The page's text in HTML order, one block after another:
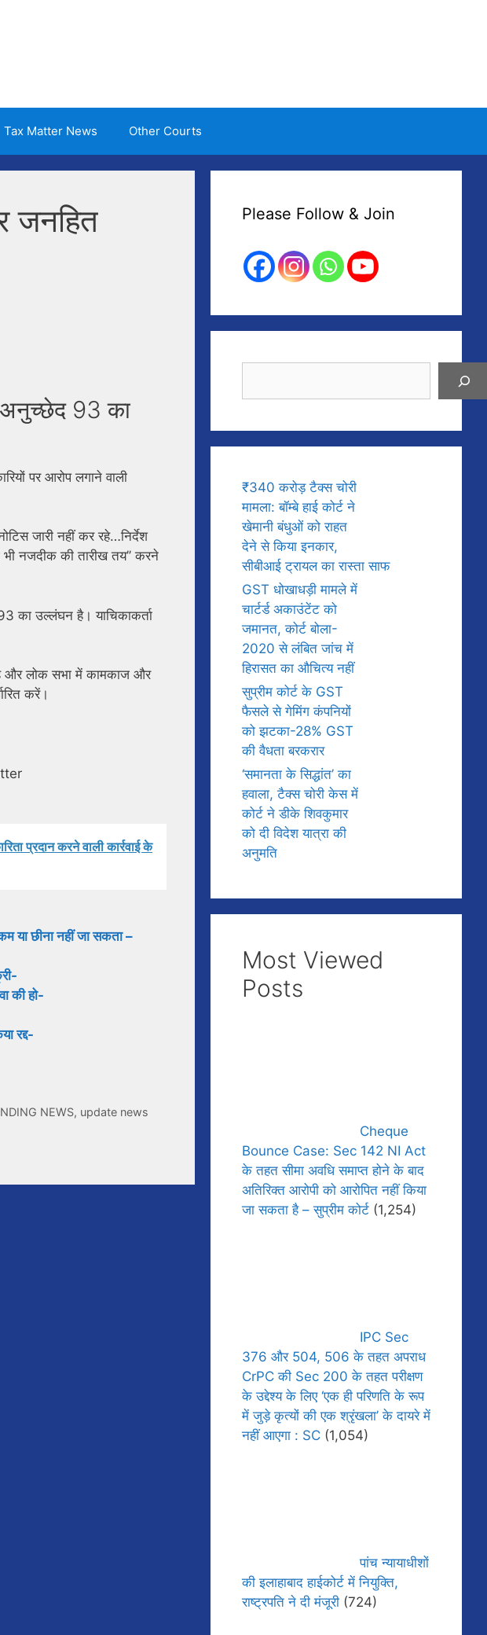
Tax Matter News Other Courts
जनहित
अनुच्छेद 93 का
पर आरोप लगाने वाली
जारी नहीं कर रहे…निर्देश
नजदीक की तारीख तय’’ करने
का उल्लंघन है। याचिकाकर्ता
है और लोक सभा में कामकाज और
करें।
प्रदान करने वाली कार्रवाई के
या छीना नहीं जा सकता –
की हो-
रद्द-
NEWS, update news
Please Follow & Join
₹340 करोड़ टैक्स चोरी
मामला: बॉम्बे हाई कोर्ट ने
खेमानी बंधुओं को राहत
देने से किया इनकार,
सीबीआई ट्रायल का रास्ता साफ
GST धोखाधड़ी मामले में
चार्टर्ड अकाउंटेंट को
जमानत, कोर्ट बोला-
2020 से लंबित जांच में
हिरासत का औचित्य नहीं
सुप्रीम कोर्ट के GST
फैसले से गेमिंग कंपनियों
को झटका-28% GST
की वैधता बरकरार
‘समानता के सिद्धांत’ का
हवाला, टैक्स चोरी केस में
कोर्ट ने डीके शिवकुमार
को दी विदेश यात्रा की
अनुमति
Most Viewed
Posts
Cheque
Bounce Case: Sec 142 NI Act
के तहत सीमा अवधि समाप्त होने के बाद
अतिरिक्त आरोपी को आरोपित नहीं किया
जा सकता है – सुप्रीम कोर्ट (1,254)
IPC Sec
376 और 504, 506 के तहत अपराध
CrPC की Sec 200 के तहत परीक्षण
के उद्देश्य के लिए ‘एक ही परिणति के रूप
में जुड़े कृत्यों की एक श्रृंखला’ के दायरे में
नहीं आएगा : SC (1,054)
पांच न्यायाधीशों
की इलाहाबाद हाईकोर्ट में नियुक्ति,
राष्ट्रपति ने दी मंजूरी (724)